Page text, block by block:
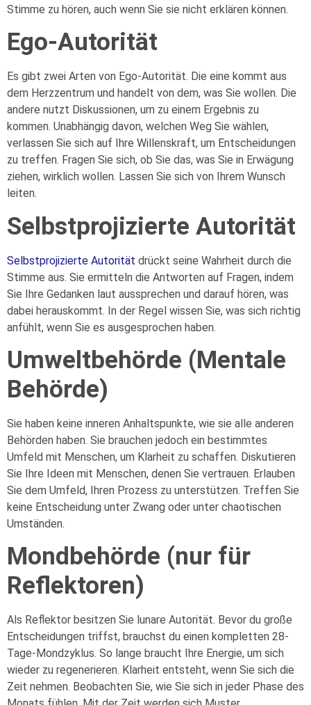
Stimme zu hören, auch wenn Sie sie nicht erklären können.
Ego-Autorität
Es gibt zwei Arten von Ego-Autorität. Die eine kommt aus
dem Herzzentrum und handelt von dem, was Sie wollen. Die
andere nutzt Diskussionen, um zu einem Ergebnis zu
kommen. Unabhängig davon, welchen Weg Sie wählen,
verlassen Sie sich auf Ihre Willenskraft, um Entscheidungen
zu treffen. Fragen Sie sich, ob Sie das, was Sie in Erwägung
ziehen, wirklich wollen. Lassen Sie sich von Ihrem Wunsch
leiten.
Selbstprojizierte Autorität
Selbstprojizierte Autorität drückt seine Wahrheit durch die
Stimme aus. Sie ermitteln die Antworten auf Fragen, indem
Sie Ihre Gedanken laut aussprechen und darauf hören, was
dabei herauskommt. In der Regel wissen Sie, was sich richtig
anfühlt, wenn Sie es ausgesprochen haben.
Umweltbehörde (Mentale
Behörde)
Sie haben keine inneren Anhaltspunkte, wie sie alle anderen
Behörden haben. Sie brauchen jedoch ein bestimmtes
Umfeld mit Menschen, um Klarheit zu schaffen. Diskutieren
Sie Ihre Ideen mit Menschen, denen Sie vertrauen. Erlauben
Sie dem Umfeld, Ihren Prozess zu unterstützen. Treffen Sie
keine Entscheidung unter Zwang oder unter chaotischen
Umständen.
Mondbehörde (nur für
Reflektoren)
Als Reflektor besitzen Sie lunare Autorität. Bevor du große
Entscheidungen triffst, brauchst du einen kompletten 28-
Tage-Mondzyklus. So lange braucht Ihre Energie, um sich
wieder zu regenerieren. Klarheit entsteht, wenn Sie sich die
Zeit nehmen. Beobachten Sie, wie Sie sich in jeder Phase des